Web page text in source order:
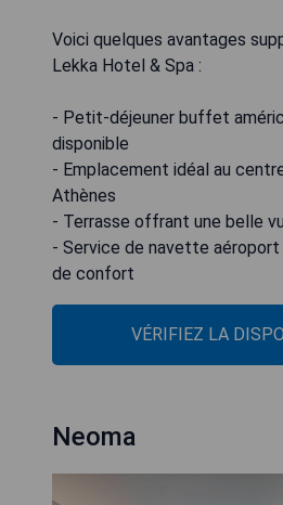
Voici quelques avantages
Lekka Hotel & Spa :
- Petit-déjeuner buffet
disponible
- Emplacement idéal au
Athènes
- Terrasse offrant une belle
- Service de navette aéroport
de confort
VÉRIFIEZ LA
Neoma